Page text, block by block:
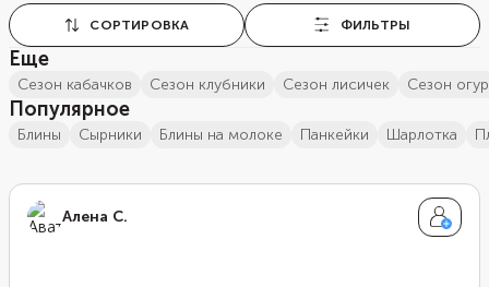
СОРТИРОВКА ФИЛЬТРЫ
Еще
сезон кабачков сезон клубники сезон лисичек сезон
Популярное
блины сырники блины на молоке панкейки шарлотка
Алена С.